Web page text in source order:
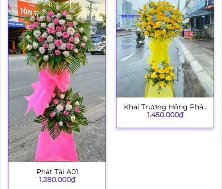
Phát Tài A01
1.280.000₫
Khai Trương Hồng Phát
003
1.450.000₫